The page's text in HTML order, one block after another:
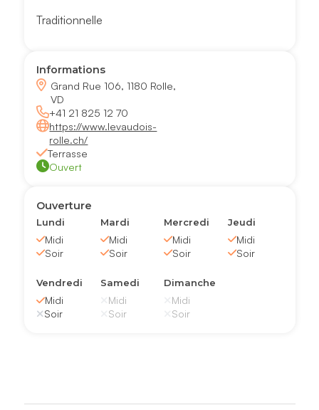
Traditionnelle
Informations
Grand Rue 106, 1180 Rolle,
VD
+41 21 825 12 70
https://www.levaudois-
rolle.ch/
Terrasse
Ouvert
Ouverture
Lundi
Midi
Soir
Mardi
Midi
Soir
Mercredi
Midi
Soir
Jeudi
Midi
Soir
Vendredi
Midi
Soir
Samedi
Midi
Soir
Dimanche
Midi
Soir